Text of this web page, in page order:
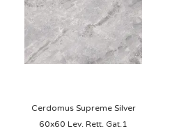
Cerdomus Supreme Silver
60x60 Lev. Rett. Gat.1